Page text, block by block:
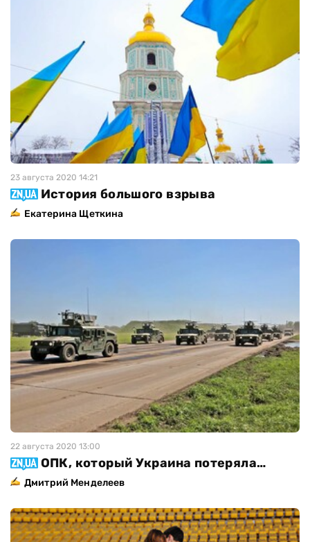
23 августа 2020 14:21
История большого взрыва
Екатерина Щеткина
22 августа 2020 13:00
ОПК, который Украина потеряла…
Дмитрий Менделеев